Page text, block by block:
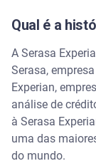
Qual é a
A Serasa
Serasa,
Experian,
análise de
à Serasa
uma das
do mundo.